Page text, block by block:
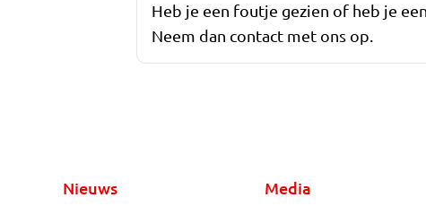
Heb je een foutje gezien of heb je
Neem dan contact met ons op.
Nieuws Media